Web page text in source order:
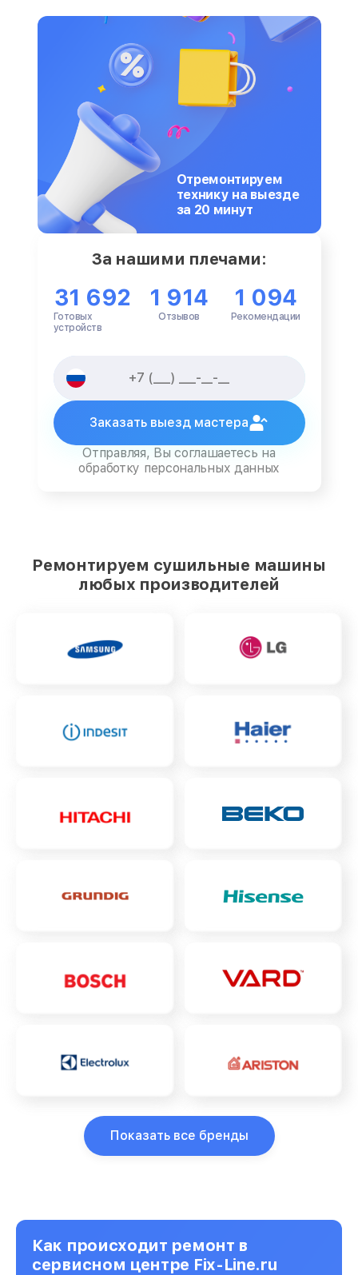
Отремонтируем
технику на выезде
за 20 минут
За нашими плечами:
31 692
Готовых
устройств
1 914
Отзывов
1 094
Рекомендации
Заказать выезд мастера
Отправляя, Вы соглашаетесь на
обработку персональных данных
Ремонтируем сушильные машины
любых производителей
Показать все бренды
Как происходит ремонт в
сервисном центре Fix-Line.ru